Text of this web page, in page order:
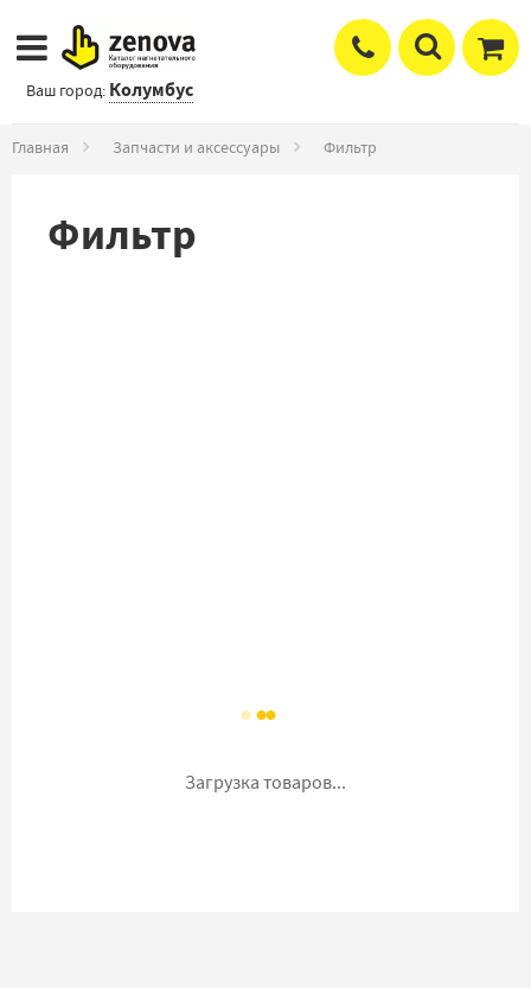
Ваш город: Колумбус
Главная Запчасти и аксессуары Фильтр
Фильтр
Загрузка товаров...